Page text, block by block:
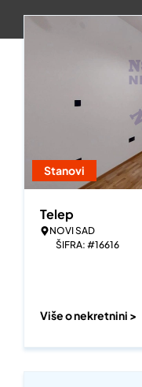
Stanovi
Telep
NOVI SAD
ŠIFRA: #16616
Više o nekretnini >